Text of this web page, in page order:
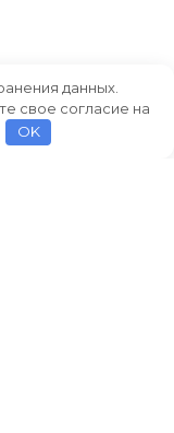
данных.
свое согласие на
OK